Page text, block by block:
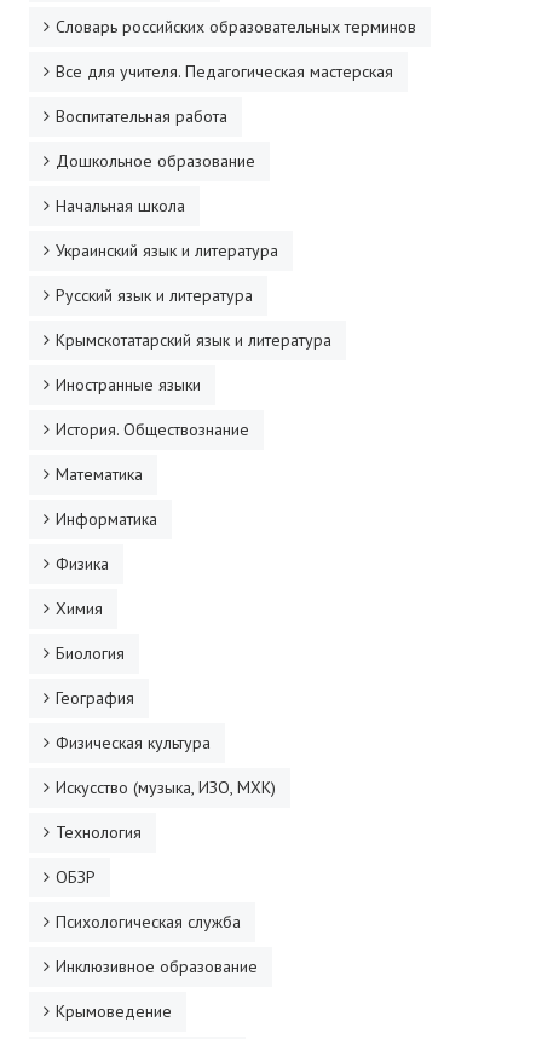
Словарь российских образовательных терминов
Все для учителя. Педагогическая мастерская
Воспитательная работа
Дошкольное образование
Начальная школа
Украинский язык и литература
Русский язык и литература
Крымскотатарский язык и литература
Иностранные языки
История. Обществознание
Математика
Информатика
Физика
Химия
Биология
География
Физическая культура
Искусство (музыка, ИЗО, МХК)
Технология
ОБЗР
Психологическая служба
Инклюзивное образование
Крымоведение